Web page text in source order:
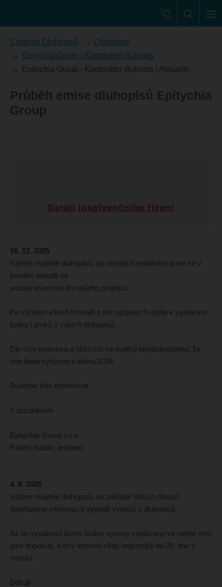
Centrum Dluhopisů
Dluhopisy
Epitychia Group - Korporátní dluhopis
Epitychia Group - Korporátní dluhopis | Aktuality
Průběh emise dluhopisů Epitychia
Group
Detail insolvenčního řízení
16. 12. 2025
Vážení majitelé dluhopisů, po složitých jednáních jsme se v
pondělí dohodli na
vstupu investora do našeho projektu.
Po vyřízení všech formalit s tím spojených dojde k vyplacení
jistiny i úroků z vašich dluhopisů.
Dle slov investora a blížících se svátků předpokládáme, že
vše bude vyřízeno v lednu 2026.
Budeme Vás informovat.
S pozdravem
Epitychia Group s.r.o.
Radim Hatlák, jednatel
4. 9. 2025
Vážení majitelé dluhopisů, na základě Vašich dotazů
doplňujeme informaci k výplatě výnosů z dluhopisů.
Až do vyplacení jistiny budou výnosy vypláceny ve stejné výši
jako doposud, a to v termínu vždy nejpozději do 20. dne v
měsíci.
Děkuji